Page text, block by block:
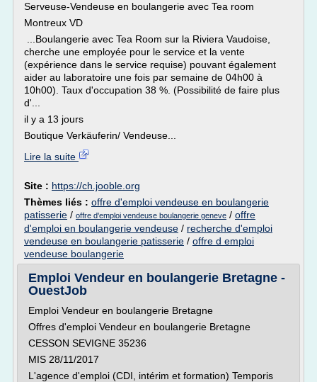
Serveuse-Vendeuse en boulangerie avec Tea room
Montreux VD
...Boulangerie avec Tea Room sur la Riviera Vaudoise,
cherche une employée pour le service et la vente
(expérience dans le service requise) pouvant également
aider au laboratoire une fois par semaine de 04h00 à
10h00). Taux d'occupation 38 %. (Possibilité de faire plus
d'...
il y a 13 jours
Boutique Verkäuferin/ Vendeuse...
Lire la suite
Site : https://ch.jooble.org
Thèmes liés : offre d'emploi vendeuse en boulangerie
patisserie / offre d'emploi vendeuse boulangerie geneve / offre
d'emploi en boulangerie vendeuse / recherche d'emploi
vendeuse en boulangerie patisserie / offre d emploi
vendeuse boulangerie
Emploi Vendeur en boulangerie Bretagne -
OuestJob
Emploi Vendeur en boulangerie Bretagne
Offres d'emploi Vendeur en boulangerie Bretagne
CESSON SEVIGNE 35236
MIS 28/11/2017
L'agence d'emploi (CDI, intérim et formation) Temporis